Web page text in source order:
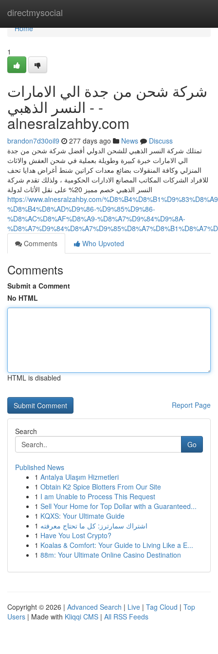
directmysocial
Home
Home
1
شركة شحن من جدة الي الامارات
- النسر الذهبي -
alnesralzahby.com
brandon7d30oil9 277 days ago News
Discuss
تمتلك شركة النسر الذهبي للشحن الدولي أفضل شركة شحن من جدة
الي الامارات خبرة كبيرة وطويلة بعملية في شحن العفش والاثاث
المنزلي وكافة المنقولات بضائع معدات كراتين شنط أغراض هدايا تحف
للافراد الشركات المكاتب المصانع الادارات الحكومية ، ولذلك تقدم شركة
النسر الذهبي خصم مميز 20% على نقل الأثاث لدولة
https://www.alnesralzahby.com/
%D8%B4%D8%AD%D9%86-%D9%85%D9%86-
%D8%AC%D8%AF%D8%A9-%D8%A7%D9%84%D9%8A-
Comments
Who Upvoted
Comments
Submit a Comment
No HTML
HTML is disabled
Report Page
Search
Go
Published News
1 Antalya Ulaşım Hizmetleri
1 Obtain K2 Spice Blotters From Our Site
1 I am Unable to Process This Request
1 Sell Your Home for Top Dollar with a Guaranteed...
1 KQXS: Your Ultimate Guide
1 اشتراك سمارترز: كل ما تحتاج معرفته
1 Have You Lost Crypto?
1 Koalas & Comfort: Your Guide to Living Like a E...
1 88m: Your Ultimate Online Casino Destination
Copyright © 2026 | Advanced Search | Live | Tag Cloud | Top
Users | Made with Kliqqi CMS | All RSS Feeds